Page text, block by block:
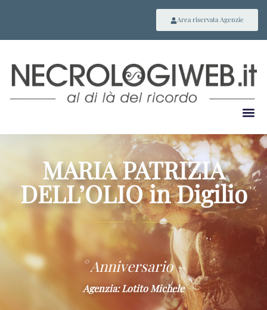
Area riservata Agenzie
MARIA PATRIZIA
DELL’OLIO in Digilio
~
° Anniversario –
Agenzia: Lotito Michele